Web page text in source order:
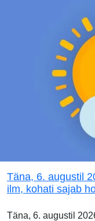
Täna, 6. augustil
ilm, kohati sajab
Täna, 6. augustil